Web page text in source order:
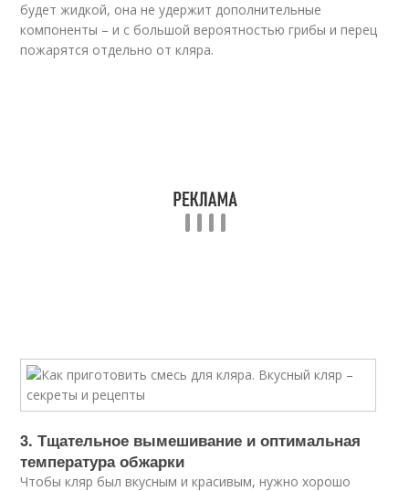
будет жидкой, она не удержит дополнительные
компоненты – и с большой вероятностью грибы и перец
пожарятся отдельно от кляра.
3. Тщательное вымешивание и оптимальная
температура обжарки
Чтобы кляр был вкусным и красивым, нужно хорошо